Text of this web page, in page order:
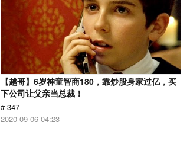
【越哥】6岁神童智商180，靠炒股身家过亿，买
下公司让父亲当总裁！
# 347
2020-09-06 04:23